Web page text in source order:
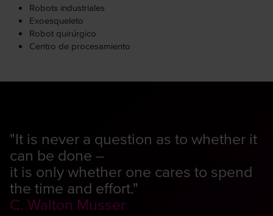
Robots industriales
Exoesqueleto
Robot quirúrgico
Centro de procesamiento
"It is never a question as to whether it
can be done –
it is only whether one cares to spend
the time and effort."
C. Walton Musser